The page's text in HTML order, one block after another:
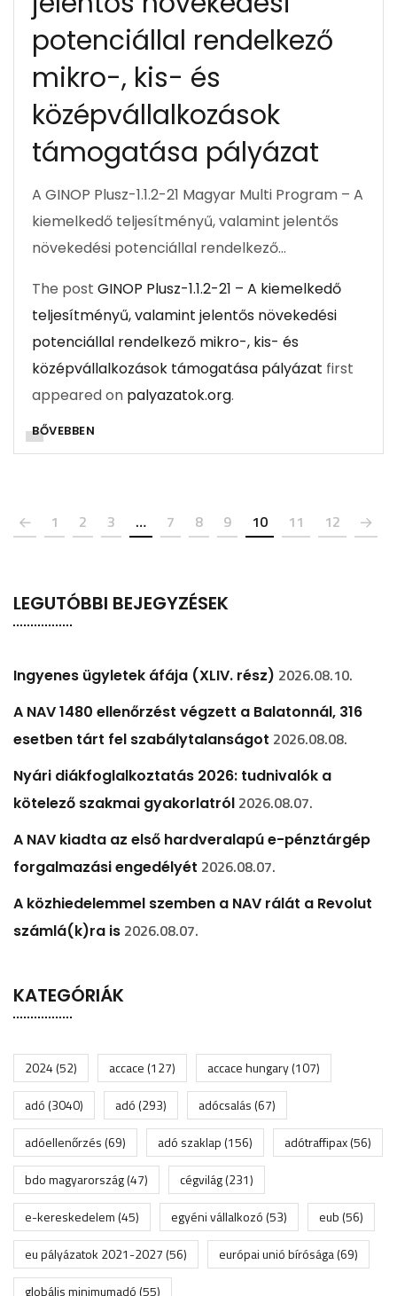
potenciállal rendelkező
mikro-, kis- és
középvállalkozások
támogatása pályázat
A GINOP Plusz-1.1.2-21 Magyar Multi Program – A
kiemelkedő teljesítményű, valamint jelentős
növekedési potenciállal rendelkező…
The post GINOP Plusz-1.1.2-21 – A kiemelkedő
teljesítményű, valamint jelentős növekedési
potenciállal rendelkező mikro-, kis- és
középvállalkozások támogatása pályázat first
appeared on palyazatok.org.
BŐVEBBEN
1 2 3 … 7 8 9 10 11 12
LEGUTÓBBI BEJEGYZÉSEK
Ingyenes ügyletek áfája (XLIV. rész) 2026.08.10.
A NAV 1480 ellenőrzést végzett a Balatonnál, 316
esetben tárt fel szabálytalanságot 2026.08.08.
Nyári diákfoglalkoztatás 2026: tudnivalók a
kötelező szakmai gyakorlatról 2026.08.07.
A NAV kiadta az első hardveralapú e-pénztárgép
forgalmazási engedélyét 2026.08.07.
A közhiedelemmel szemben a NAV rálát a Revolut
számlá(k)ra is 2026.08.07.
KATEGÓRIÁK
2024(52) accace(127) accace hungary(107)
adó(3040) adó(293) adócsalás(67)
adóellenőrzés(69) adó szaklap(156) adótraffipax(56)
bdo magyarország(47) cégvilág(231)
e-kereskedelem(45) egyéni vállalkozó(53) eub(56)
eu pályázatok 2021-2027(56) európai unió bírósága(69)
globális minimumadó(55)